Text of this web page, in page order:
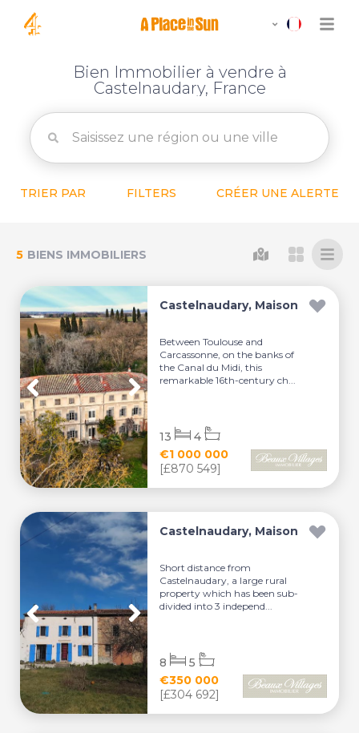
Bien Immobilier à vendre à
Castelnaudary, France
TRIER PAR FILTERS CRÉER UNE ALERTE
5 BIENS IMMOBILIERS
Castelnaudary, Maison
Between Toulouse and
Carcassonne, on the banks of
the Canal du Midi, this
remarkable 16th-century ch...
€1 000 000
[£870 549]
13 4
Castelnaudary, Maison
Short distance from
Castelnaudary, a large rural
property which has been sub-
divided into 3 independ...
€350 000
[£304 692]
8 5